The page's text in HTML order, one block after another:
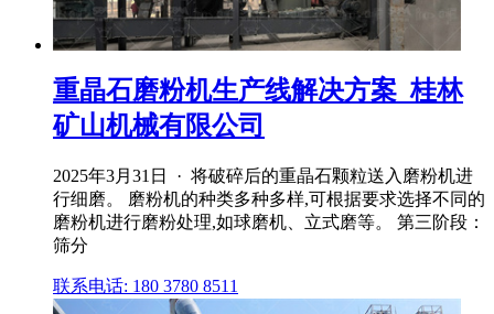
重晶石磨粉机生产线解决方案_桂林
矿山机械有限公司
2025年3月31日 · 将破碎后的重晶石颗粒送入磨粉机进
行细磨。 磨粉机的种类多种多样,可根据要求选择不同的
磨粉机进行磨粉处理,如球磨机、立式磨等。 第三阶段：
筛分
联系电话: 180 3780 8511